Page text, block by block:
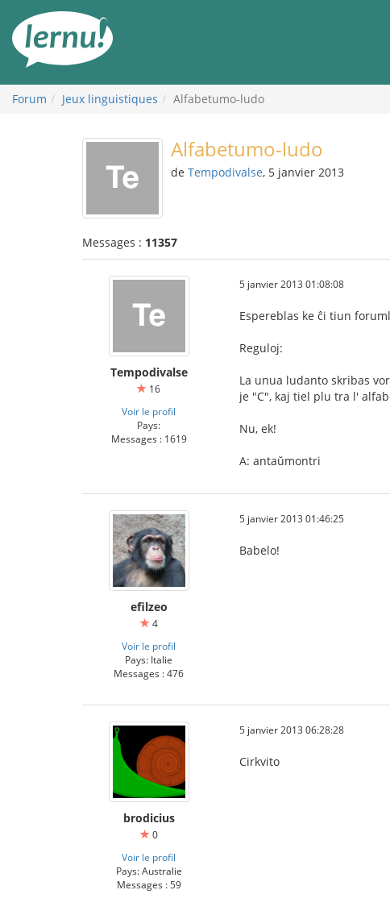
contenu
Forum Jeux linguistiques Alfabetumo-ludo
Alfabetumo-ludo
de Tempodivalse, 5 janvier 2013
Messages : 11357
Tempodivalse
16
Voir le profil
Pays:
Messages : 1619
5 janvier 2013 01:08:08
Espereblas ke ĉi tiun
Reguloj:
La unua ludanto skribas
je "C", kaj tiel plu tra l'
Nu, ek!
A: antaŭmontri
efilzeo
4
Voir le profil
Pays: Italie
Messages : 476
5 janvier 2013 01:46:25
Babelo!
brodicius
0
Voir le profil
Pays: Australie
Messages : 59
5 janvier 2013 06:28:28
Cirkvito